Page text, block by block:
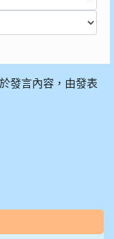
發言內容，由發表